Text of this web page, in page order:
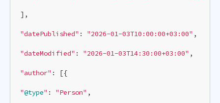
],
"datePublished" : "2026-01-03T10:00:00+03:00" ,
"dateModified" : "2026-01-03T14:30:00+03:00" ,
"author" : [{
"@type" : "Person" ,